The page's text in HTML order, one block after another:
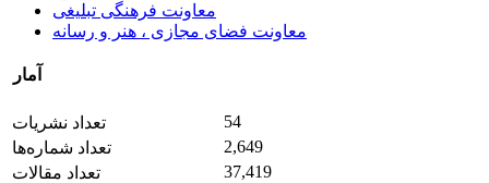
معاونت فرهنگی تبلیغی
معاونت فضای مجازی ، هنر و رسانه
آمار
تعداد نشریات
54
تعداد شماره‌ها
2,649
تعداد مقالات
37,419